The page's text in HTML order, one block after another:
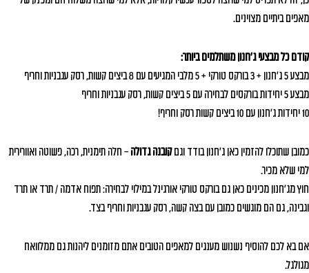
מאפים ביתיים מצוינים.
קודם כל מבצעי ג'חנון משתלמים ביותר:
מבצע 5 ג'חנון + 3 בורקס טורקי + 5 מלבי המגיעים עם 8 ביצים קשות, רסק עגבניות וחריף
מבצע 5 יחידות בורקסים לבחירה עם 5 ביצים קשות, רסק עגבניות וחריף
10 יחידות ג'חנון עם 10 ביצים קשות רסק וחריף!
כמובן שתוכלו להזמין כאן ג'חנון בודד וגםקובנה גדולה– חלה תימנית, רכה, פשוטה ואוורירית
למי שלא מכיר.
חוץ מג'חנון מכינים כאן גם בורקס טורקי אורגינל במילוי לבחירה: תפוח אדמה / תרד או תרד
וגבינה, גם הם מוגשים כמובן עם בצה קשה, רסק עגבניות וחריף בצד.
אם בא לכם להוסיף נשנוש מענגים למאפים הטובים אתם מזומנים ליהנות גם ממלוואח
מגולגל.